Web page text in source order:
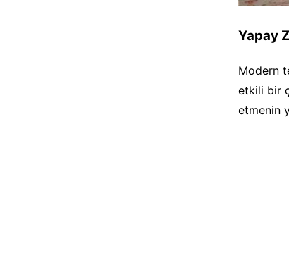
Yapay
Modern
etkili bir
etmenin